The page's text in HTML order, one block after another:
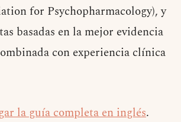
for Psychopharmacology), y
basadas en la mejor evidencia
con experiencia clínica
la guía completa en inglés.